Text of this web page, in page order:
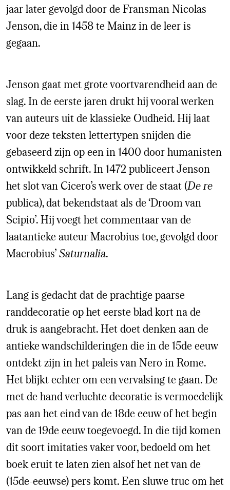
jaar later gevolgd door de Fransman Nicolas
Jenson, die in 1458 te Mainz in de leer is
gegaan.
Jenson gaat met grote voortvarendheid aan de
slag. In de eerste jaren drukt hij vooral werken
van auteurs uit de klassieke Oudheid. Hij laat
voor deze teksten lettertypen snijden die
gebaseerd zijn op een in 1400 door humanisten
ontwikkeld schrift. In 1472 publiceert Jenson
het slot van Cicero’s werk over de staat (De re
publica), dat bekendstaat als de ‘Droom van
Scipio’. Hij voegt het commentaar van de
laatantieke auteur Macrobius toe, gevolgd door
Macrobius’Saturnalia.
Lang is gedacht dat de prachtige paarse
randdecoratie op het eerste blad kort na de
druk is aangebracht. Het doet denken aan de
antieke wandschilderingen die in de 15de eeuw
ontdekt zijn in het paleis van Nero in Rome.
Het blijkt echter om een vervalsing te gaan. De
met de hand verluchte decoratie is vermoedelijk
pas aan het eind van de 18de eeuw of het begin
van de 19de eeuw toegevoegd. In die tijd komen
dit soort imitaties vaker voor, bedoeld om het
boek eruit te laten zien alsof het net van de
(15de-eeuwse) pers komt. Een sluwe truc om het